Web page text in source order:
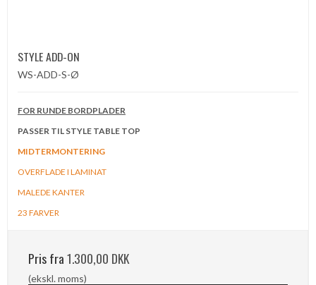
STYLE ADD-ON
WS-ADD-S-Ø
FOR RUNDE BORDPLADER
PASSER TIL STYLE TABLE TOP
MIDTERMONTERING
OVERFLADE I LAMINAT
MALEDE KANTER
23 FARVER
Pris fra1.300,00 DKK
(ekskl. moms)